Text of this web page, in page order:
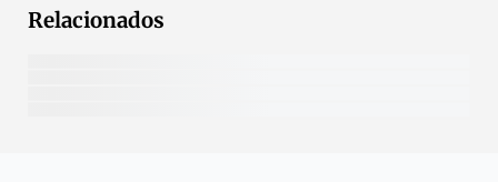
Relacionados